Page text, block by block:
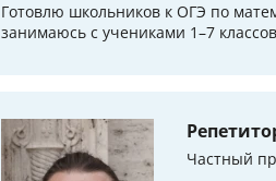
Готовлю школьников к ОГЭ по
занимаюсь с учениками 1–7
Частный